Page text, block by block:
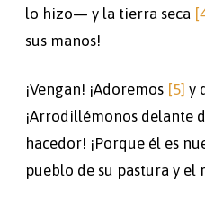
lo hizo— y la tierra seca
sus manos!
¡Vengan! ¡Adoremos [5] y
¡Arrodillémonos delante
hacedor! ¡Porque él es
pueblo de su pastura y el